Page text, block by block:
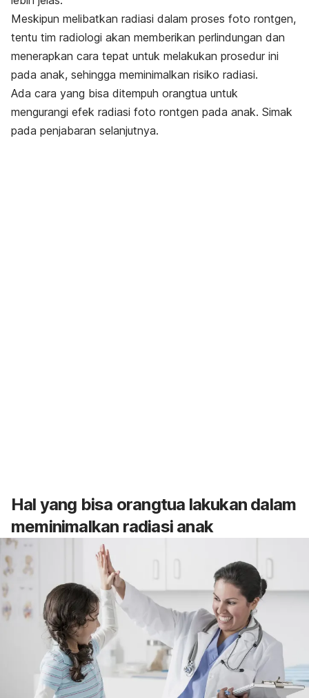
Meskipun melibatkan radiasi dalam proses foto rontgen,
tentu tim radiologi akan memberikan perlindungan dan
menerapkan cara tepat untuk melakukan prosedur ini
pada anak, sehingga meminimalkan risiko radiasi.
Ada cara yang bisa ditempuh orangtua untuk
mengurangi efek radiasi foto rontgen pada anak. Simak
pada penjabaran selanjutnya.
Hal yang bisa orangtua lakukan dalam
meminimalkan radiasi anak